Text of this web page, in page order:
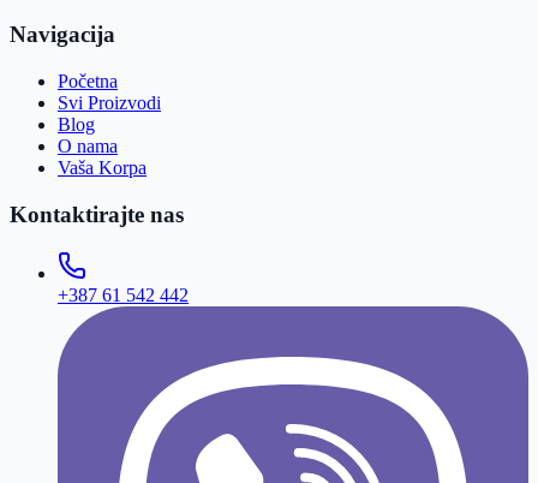
Navigacija
Početna
Svi Proizvodi
Blog
O nama
Vaša Korpa
Kontaktirajte nas
+387 61 542 442